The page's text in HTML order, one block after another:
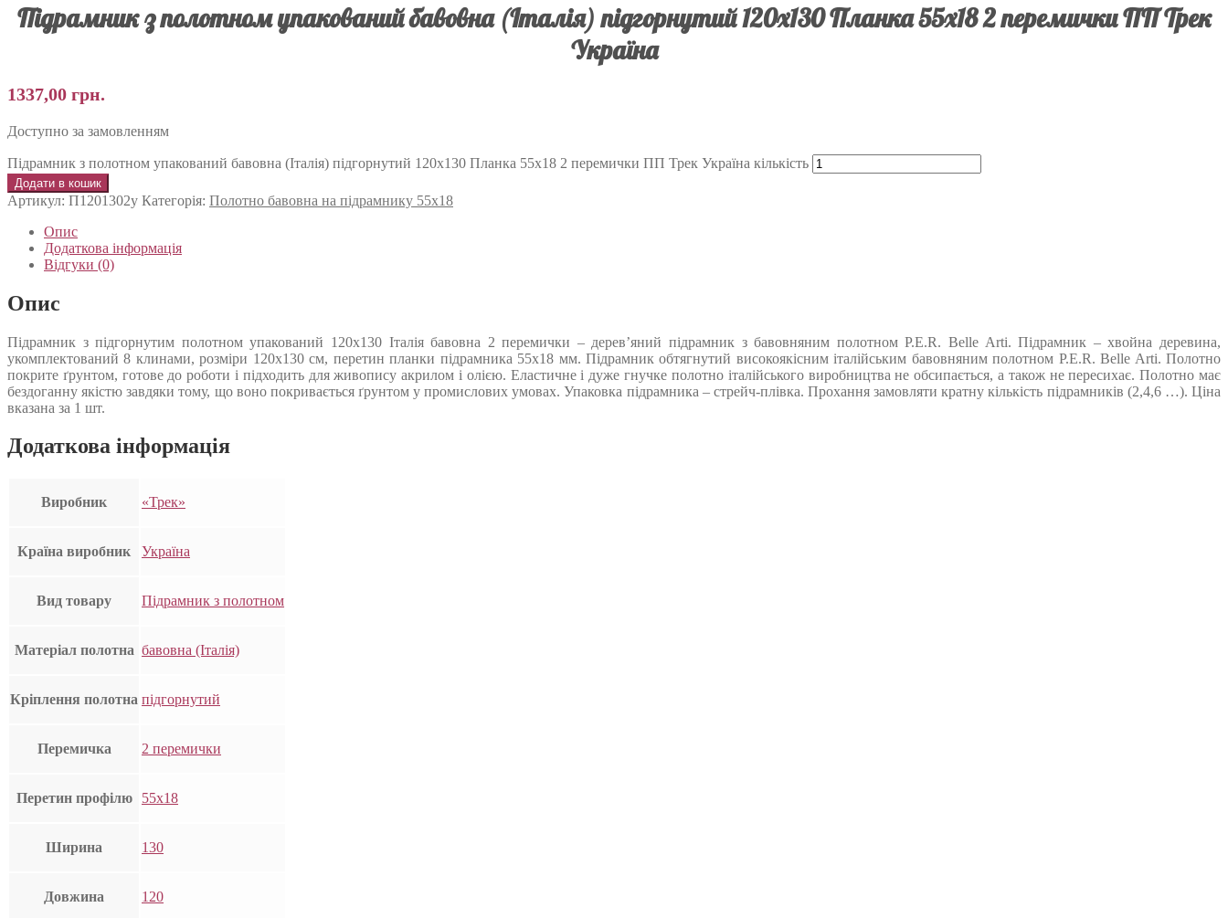
Підрамник з полотном упакований бавовна (Італія) підгорнутий 120х130 Планка 55х18 2 перемички ПП Трек
Україна
1337,00 грн.
Доступно за замовленням
Підрамник з полотном упакований бавовна (Італія) підгорнутий 120х130 Планка 55х18 2 перемички ПП Трек Україна кількість
Додати в кошик
Артикул: П1201302у Категорія: Полотно бавовна на підрамнику 55х18
Опис
Додаткова інформація
Відгуки (0)
Опис
Підрамник з підгорнутим полотном упакований 120х130 Італія бавовна 2 перемички – дерев’яний підрамник з бавовняним полотном P.E.R. Belle Arti. Підрамник – хвойна деревина,
укомплектований 8 клинами, розміри 120х130 см, перетин планки підрамника 55х18 мм. Підрамник обтягнутий високоякісним італійським бавовняним полотном P.E.R. Belle Arti. Полотно
покрите ґрунтом, готове до роботи і підходить для живопису акрилом і олією. Еластичне і дуже гнучке полотно італійського виробництва не обсипається, а також не пересихає. Полотно має
бездоганну якістю завдяки тому, що воно покривається ґрунтом у промислових умовах. Упаковка підрамника – стрейч-плівка. Прохання замовляти кратну кількість підрамників (2,4,6 …). Ціна
вказана за 1 шт.
Додаткова інформація
Виробник «Трек»
Країна виробник Україна
Вид товару Підрамник з полотном
Матеріал полотна бавовна (Італія)
Кріплення полотна підгорнутий
Перемичка 2 перемички
Перетин профілю 55х18
Ширина 130
Довжина 120